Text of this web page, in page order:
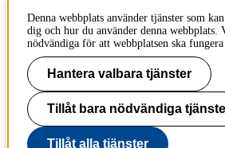
Jobba på KTH
Press och media
Faktura och betalning KTH
Om KTH:s webbplatser
Tillgänglighetsredogörelse
Denna webbplats använder tjänster som
dig och hur du använder denna webbplats.
nödvändiga för att webbplatsen ska
Hantera valbara tjänster
Tillåt bara nödvändiga
Tillåt alla tjänster